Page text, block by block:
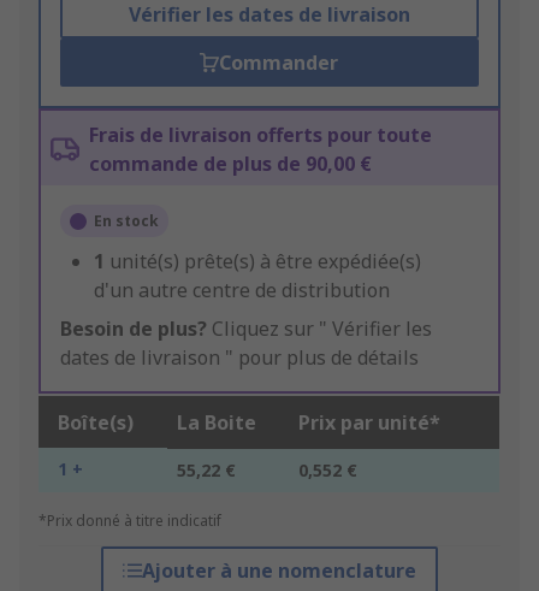
Vérifier les dates de livraison
Commander
Frais de livraison offerts pour toute
commande de plus de 90,00 €
En stock
1 unité(s) prête(s) à être expédiée(s)
d'un autre centre de distribution
Besoin de plus? Cliquez sur " Vérifier les
dates de livraison " pour plus de détails
Boîte(s) La Boite Prix par unité*
1 + 55,22 € 0,552 €
*Prix donné à titre indicatif
Ajouter à une nomenclature